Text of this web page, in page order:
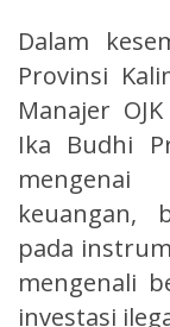
Dalam
Provinsi
Manajer
Ika Budhi
mengenai
keuangan,
pada
mengenali
investasi